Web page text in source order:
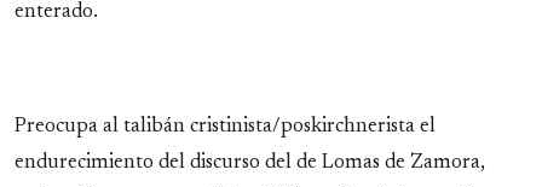
enterado.
Preocupa al talibán cristinista/poskirchnerista el
endurecimiento del discurso del de Lomas de Zamora,